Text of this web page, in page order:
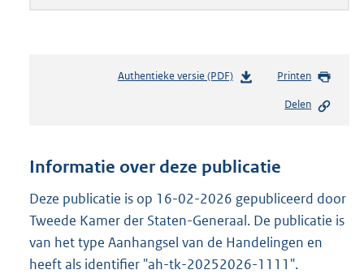
Authentieke versie (PDF)b
n
s
r
o
o
Printen
Delen
Informatie over deze publicatie
Deze publicatie is op 16-02-2026 gepubliceerd door
Tweede Kamer der Staten-Generaal. De publicatie is
van het type Aanhangsel van de Handelingen en
heeft als identifier "ah-tk-20252026-1111".